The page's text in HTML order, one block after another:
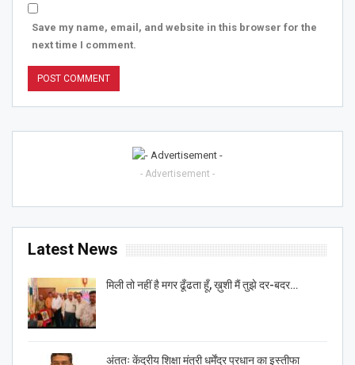
Save my name, email, and website in this browser for the
next time I comment.
- Advertisement -
Latest News
मिली तो नहीं है मगर ढूँढता हूँ, ख़ुशी मैं तुझे दर-बदर…
अंततः केंद्रीय शिक्षा मंत्री धर्मेंद्र प्रधान का इस्तीफा